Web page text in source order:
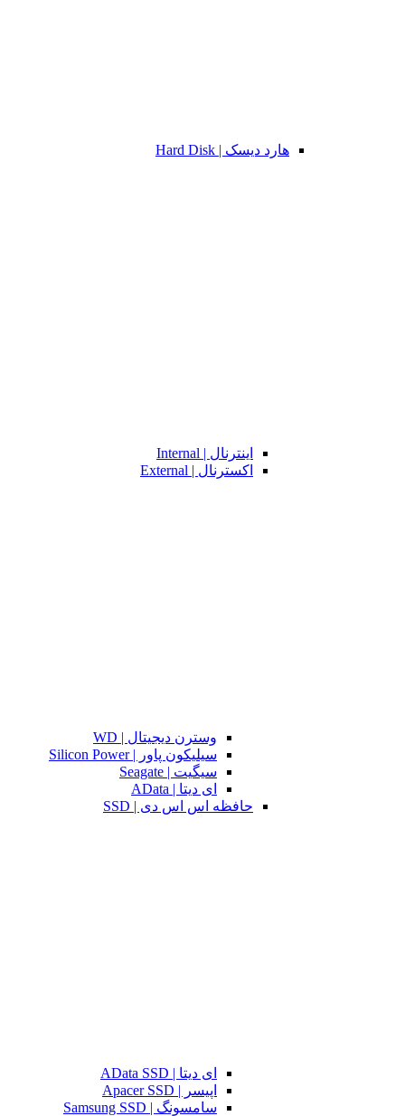
هارد دیسک | Hard Disk
اینترنال | Internal
اکسترنال | External
وسترن دیجیتال | WD
سیلیکون پاور | Silicon Power
سیگیت | Seagate
ای دیتا | AData
حافظه اس اس دی | SSD
ای دیتا | AData SSD
اپیسر | Apacer SSD
سامسونگ | Samsung SSD